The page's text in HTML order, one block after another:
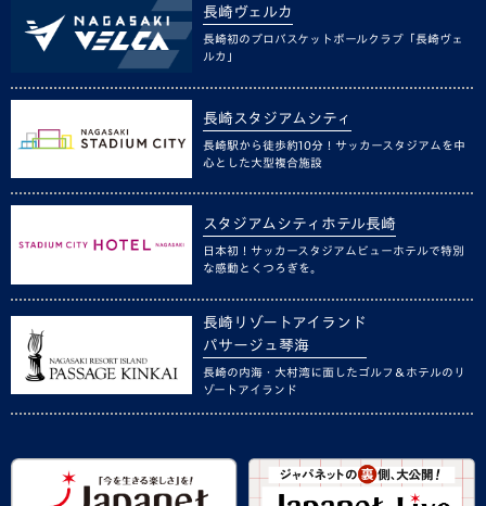
長崎ヴェルカ
長崎初のプロバスケットボールクラブ「長崎ヴェ
ルカ」
長崎スタジアムシティ
長崎駅から徒歩約10分！サッカースタジアムを中
心とした大型複合施設
スタジアムシティホテル長崎
日本初！サッカースタジアムビューホテルで特別
な感動とくつろぎを。
長崎リゾートアイランド
パサージュ琴海
長崎の内海・大村湾に面したゴルフ＆ホテルのリ
ゾートアイランド